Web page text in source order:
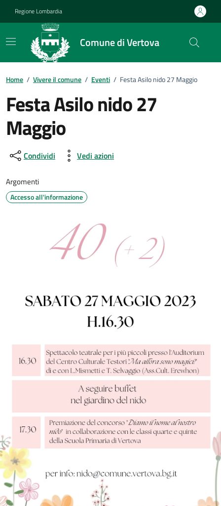
Regione Lombardia
Comune di Vertova
Home / Vivere il comune / Eventi / Festa Asilo nido 27 Maggio
Festa Asilo nido 27
Maggio
Dettagli della notizia
Condividi Vedi azioni
Argomenti
Accesso all'informazione